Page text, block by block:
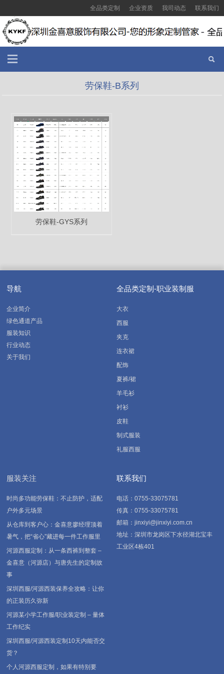
全品类定制 企业资质 我司动态 联系我们
劳保鞋-B系列
劳保鞋-GYS系列
导航
企业简介
绿色通道产品
服装知识
行业动态
关于我们
全品类定制-职业装制服
大衣
西服
夹克
连衣裙
配饰
夏裤/裙
羊毛衫
衬衫
皮鞋
制式服装
礼服西服
服装关注
时尚多功能劳保鞋：不止防护，适配
户外多元场景
从仓库到客户心：金喜意廖经理顶着
暑气，把“省心”藏进每一件工作服里
河源西服定制：从一条西裤到整套 –
金喜意（河源店）与唐先生的定制故
事
深圳西服/河源西装保养全攻略：让你
的正装历久弥新
河源某小学工作服/职业装定制 – 量体
工作纪实
深圳西服/河源西装定制10天内能否交
货？
个人河源西服定制，如果有特别要
联系我们
电话：0755-33075781
传真：0755-33075781
邮箱：jinxiyi@jinxiyi.com.cn
地址：深圳市龙岗区下水径湖北宝丰
工业区4栋401